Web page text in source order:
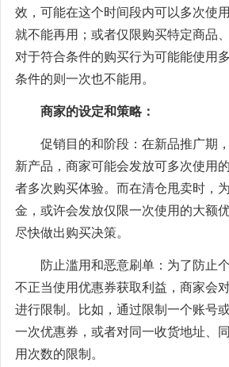
效，可能在这个时间段内可以多次使
就不能再用；或者仅限购买特定商品
对于符合条件的购买行为可能能使用
条件的则一次也不能用。
商家的设定和策略：
促销目的和阶段：在新品推广期
新产品，商家可能会发放可多次使用
者多次购买体验。而在清仓甩卖时，
金，或许会发放仅限一次使用的大额
尽快做出购买决策。
防止滥用和恶意刷单：为了防止
不正当使用优惠券获取利益，商家会
进行限制。比如，通过限制一个账号
一次优惠券，或者对同一收货地址、
用次数的限制。